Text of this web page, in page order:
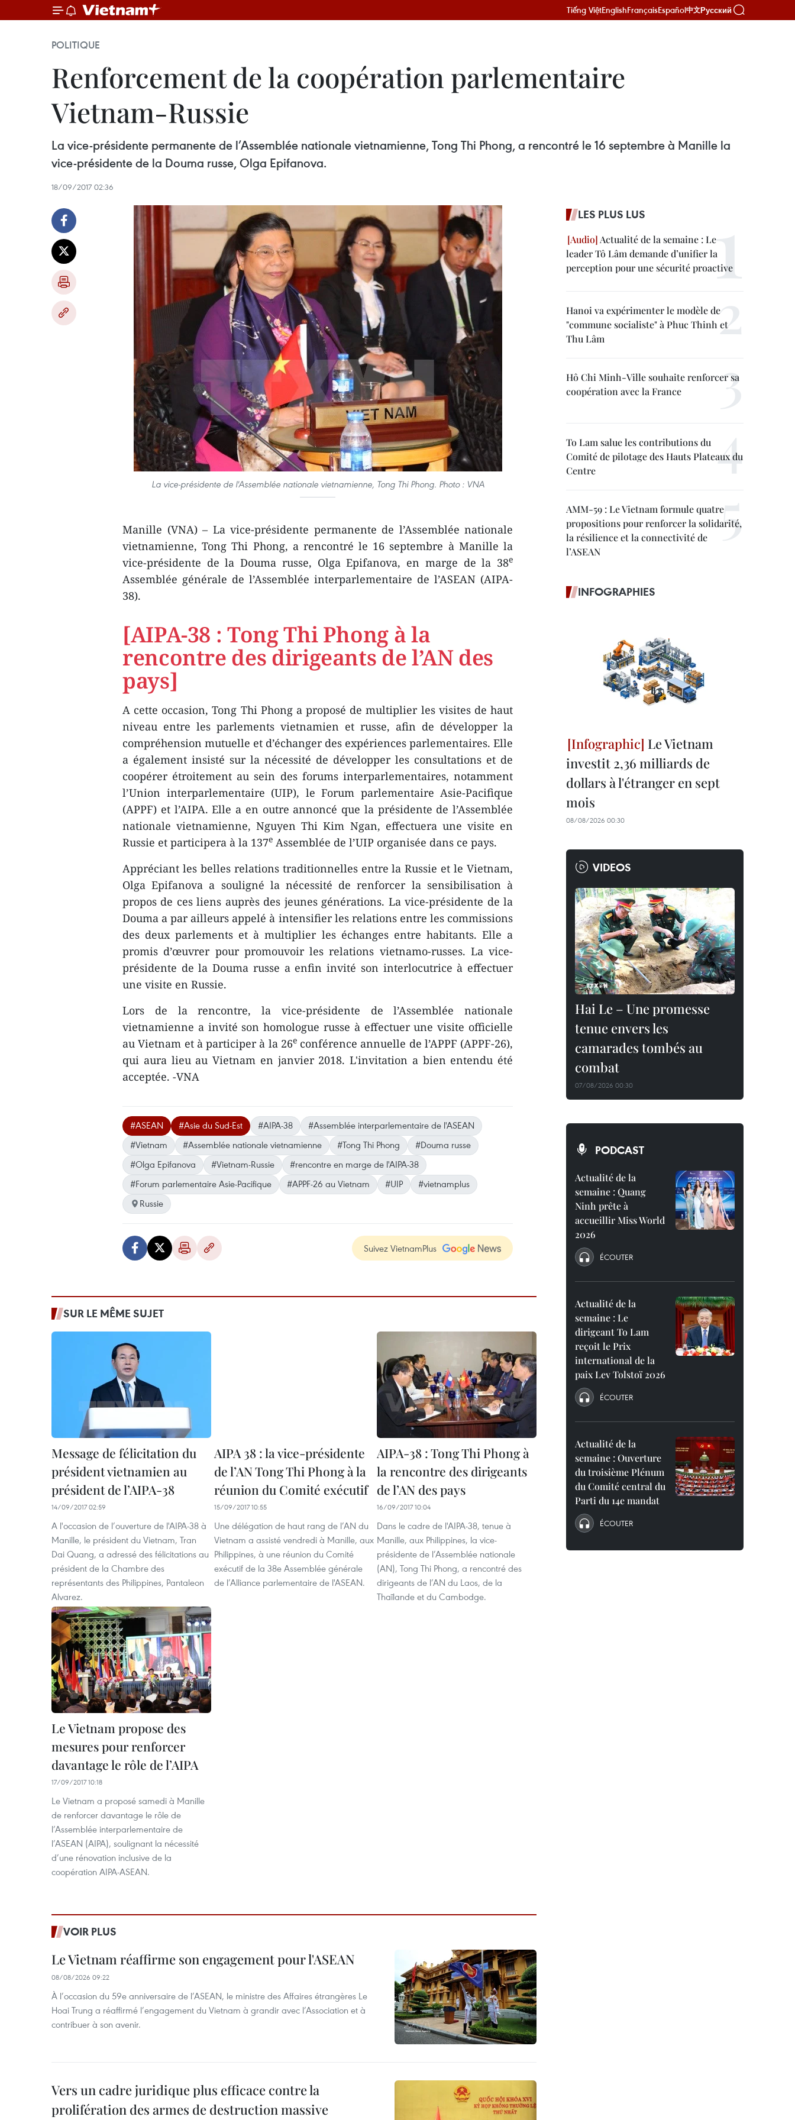
Tiếng ViệtEnglishFrançaisEspañol中文Русский
POLITIQUE
Renforcement de la coopération parlementaire
Vietnam-Russie
La vice-présidente permanente de l’Assemblée nationale vietnamienne, Tong Thi Phong, a rencontré le 16 septembre à Manille la
vice-présidente de la Douma russe, Olga Epifanova.
18/09/2017 02:36
La vice-présidente de l'Assemblée nationale vietnamienne, Tong Thi Phong. Photo : VNA
Manille (VNA) – La vice-présidente permanente de l’Assemblée nationale
vietnamienne, Tong Thi Phong, a rencontré le 16 septembre à Manille la
vice-présidente de la Douma russe, Olga Epifanova, en marge de la 38e
Assemblée générale de l’Assemblée interparlementaire de l’ASEAN (AIPA-
38).
[AIPA-38 : Tong Thi Phong à la
rencontre des dirigeants de l’AN des
pays]
A cette occasion, Tong Thi Phong a proposé de multiplier les visites de haut
niveau entre les parlements vietnamien et russe, afin de développer la
compréhension mutuelle et d’échanger des expériences parlementaires. Elle
a également insisté sur la nécessité de développer les consultations et de
coopérer étroitement au sein des forums interparlementaires, notamment
l’Union interparlementaire (UIP), le Forum parlementaire Asie-Pacifique
(APPF) et l’AIPA. Elle a en outre annoncé que la présidente de l’Assemblée
nationale vietnamienne, Nguyen Thi Kim Ngan, effectuera une visite en
Russie et participera à la 137e Assemblée de l’UIP organisée dans ce pays.
Appréciant les belles relations traditionnelles entre la Russie et le Vietnam,
Olga Epifanova a souligné la nécessité de renforcer l​a sensibilisation à
propos de ces liens auprès des jeunes générations. La vice-présidente de la
Douma a par ailleurs appelé à intensifier les relations entre les commissions
des deux parlements et à multiplier les échanges entre habitants. Elle a
promis d’œuvrer pour promouvoir les relations vietnamo-russes. La vice-
présidente de la Douma russe a enfin invité son interlocutrice à effectuer
une visite en Russie.
Lors de la rencontre, la vice-présidente de l’Assemblée nationale
vietnamienne a invité son homologue russe à effectuer une visite officielle
au Vietnam et à participer à la 26econférence annuelle de l’APPF (APPF-26),
qui aura lieu au Vietnam en janvier 2018. L'invitation a bien entendu été
acceptée. -VNA
#ASEAN #Asie du Sud-Est #AIPA-38
#Assemblée interparlementaire de l'ASEAN
#Vietnam
#Assemblée nationale vietnamienne #Tong Thi Phong
#Douma russe
#Olga Epifanova
#Vietnam-Russie
#rencontre en marge de l'AIPA-38
#Forum parlementaire Asie-Pacifique
#APPF-26 au Vietnam #UIP
#vietnamplus
Russie
Suivez VietnamPlus
SUR LE MÊME SUJET
Message de félicitation du
président vietnamien au
président de l’AIPA-38
14/09/2017 02:59
A l'occasion de l’ouverture de l'AIPA-38 à
Manille, le président du Vietnam, Tran
Dai Quang, a adressé des félicitations au
président de la Chambre des
représentants des Philippines, Pantaleon
Alvarez.
AIPA 38 : la vice-présidente
de l’AN Tong Thi Phong à la
réunion du Comité exécutif
15/09/2017 10:55
Une délégation de haut rang de l’AN du
Vietnam a assisté vendredi à Manille, aux
Philippines, à une réunion du Comité
exécutif de la 38e Assemblée générale
de l’Alliance parlementaire de l'ASEAN.
AIPA-38 : Tong Thi Phong à
la rencontre des dirigeants
de l’AN des pays
16/09/2017 10:04
Dans le cadre de l'AIPA-38, tenue à
Manille, aux Philippines, la vice-
présidente de l’Assemblée nationale
(AN), Tong Thi Phong, a rencontré des
dirigeants de l’AN du Laos, de la
Thaïlande et du Cambodge.
Le Vietnam propose des
mesures pour renforcer
davantage le rôle de l’AIPA
17/09/2017 10:18
Le Vietnam a proposé samedi à Manille
de renforcer davantage le rôle de
l’Assemblée interparlementaire de
l’ASEAN (AIPA), soulignant la nécessité
d’une rénovation inclusive de la
coopération AIPA-ASEAN.
VOIR PLUS
Le Vietnam réaffirme son engagement pour l'ASEAN
08/08/2026 09:22
À l’occasion du 59e anniversaire de l’ASEAN, le ministre des Affaires étrangères Le
Hoai Trung a réaffirmé l’engagement du Vietnam à grandir avec l’Association et à
contribuer à son avenir.
Vers un cadre juridique plus efficace contre la
prolifération des armes de destruction massive
LES PLUS LUS
Actualité de la semaine : Le
leader Tô Lâm demande d’unifier la
perception pour une sécurité proactive
Hanoi va expérimenter le modèle de
"commune socialiste" à Phuc Thinh et
Thu Lâm
Hô Chi Minh-Ville souhaite renforcer sa
coopération avec la France
To Lam salue les contributions du
Comité de pilotage des Hauts Plateaux du
Centre
AMM-59 : Le Vietnam formule quatre
propositions pour renforcer la solidarité,
la résilience et la connectivité de
l’ASEAN
INFOGRAPHIES
Le Vietnam
investit 2,36 milliards de
dollars à l'étranger en sept
mois
08/08/2026 00:30
VIDEOS
Hai Le – Une promesse
tenue envers les
camarades tombés au
combat
07/08/2026 00:30
PODCAST
Actualité de la
semaine : Quang
Ninh prête à
accueillir Miss World
2026
ÉCOUTER
Actualité de la
semaine : Le
dirigeant To Lam
reçoit le Prix
international de la
paix Lev Tolstoï 2026
ÉCOUTER
Actualité de la
semaine : Ouverture
du troisième Plénum
du Comité central du
Parti du 14e mandat
ÉCOUTER